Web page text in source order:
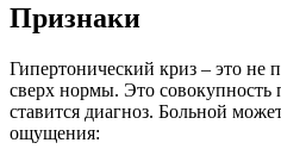
Признаки
Гипертонический криз – это не
сверх нормы. Это
ставится диагноз. Больной
ощущения: